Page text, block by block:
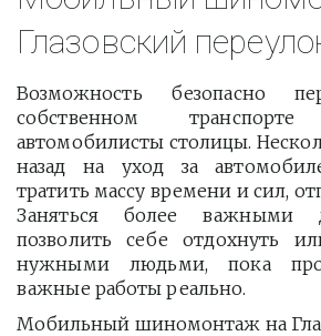
Глазовский
Возможность безопасно
собственном
автомобилисты столицы.
назад на уход за
тратить массу времени и сил,
Заняться более важными
позволить себе отдохнуть
нужными людьми, пока
важные работы реально.
Мобильный шиномонтаж на